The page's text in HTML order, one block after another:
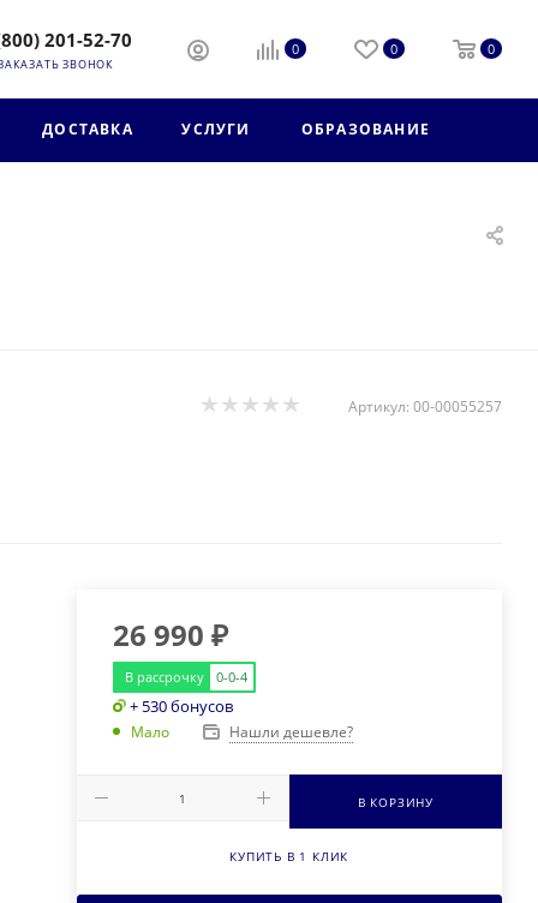
201-52-70
ЗВОНОК
0 0 0
ДОСТАВКА УСЛУГИ ОБРАЗОВАНИЕ
Артикул: 00-00055257
26 990 ₽
В рассрочку 0-0-4
+ 530 бонусов
Мало Нашли дешевле?
В КОРЗИНУ
КУПИТЬ В 1 КЛИК